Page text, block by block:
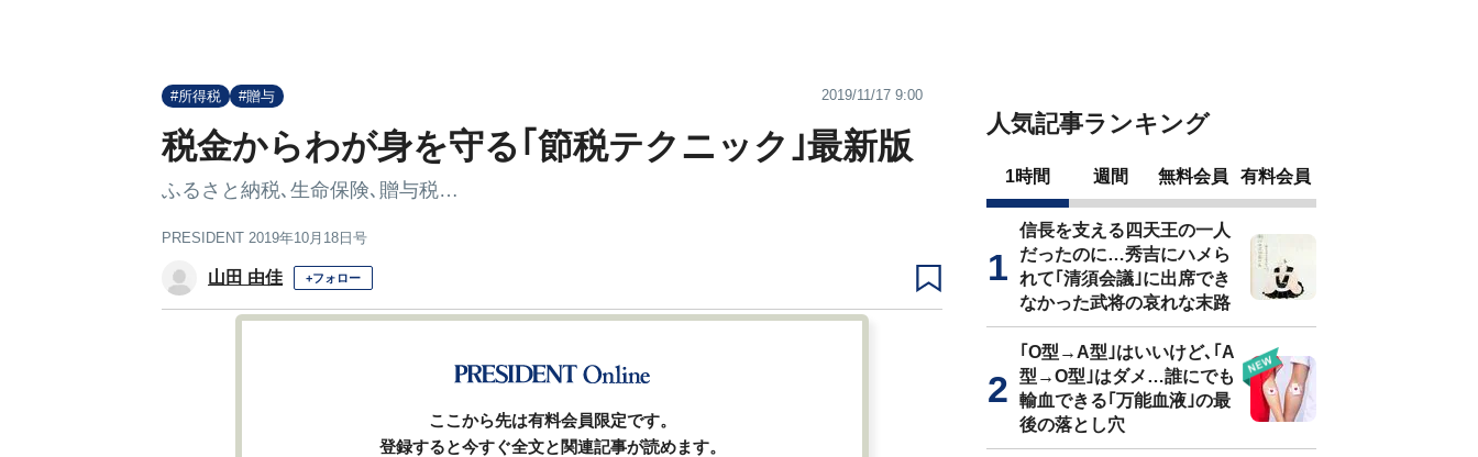
#所得税 #贈与 2019/11/17 9:00
税金からわが身を守る｢節税テクニック｣最新版
ふるさと納税､生命保険､贈与税…
PRESIDENT 2019年10月18日号
山田 由佳 +フォロー
ここから先は有料会員限定です。
登録すると今すぐ全文と関連記事が読めます。
人気記事ランキング
1時間 週間 無料会員 有料会員
信長を支える四天王の一人
だったのに…秀吉にハメら
れて｢清須会議｣に出席でき
なかった武将の哀れな末路
｢O型→A型｣はいいけど､｢A
型→O型｣はダメ…誰にでも
輸血できる｢万能血液｣の最
後の落とし穴